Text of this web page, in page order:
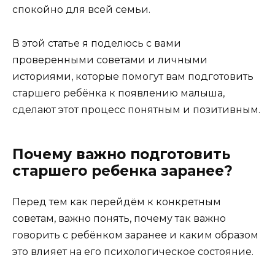
спокойно для всей семьи.
В этой статье я поделюсь с вами
проверенными советами и личными
историями, которые помогут вам подготовить
старшего ребёнка к появлению малыша,
сделают этот процесс понятным и позитивным.
Почему важно подготовить
старшего ребенка заранее?
Перед тем как перейдём к конкретным
советам, важно понять, почему так важно
говорить с ребёнком заранее и каким образом
это влияет на его психологическое состояние.